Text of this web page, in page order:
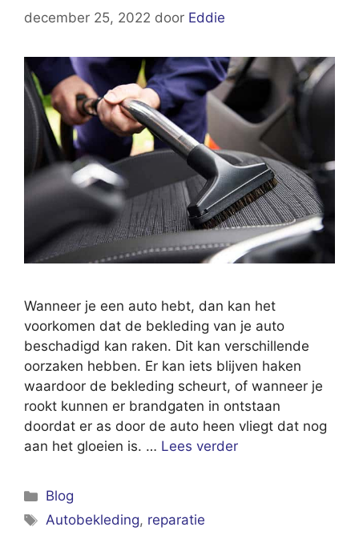
december 25, 2022 door Eddie
Wanneer je een auto hebt, dan kan het
voorkomen dat de bekleding van je auto
beschadigd kan raken. Dit kan verschillende
oorzaken hebben. Er kan iets blijven haken
waardoor de bekleding scheurt, of wanneer je
rookt kunnen er brandgaten in ontstaan
doordat er as door de auto heen vliegt dat nog
aan het gloeien is. … Lees verder
Categorieën
Blog
Tags
Autobekleding, reparatie